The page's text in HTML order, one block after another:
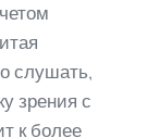
слушать,
зрения с
к более